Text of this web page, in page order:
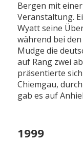
Bergen mit
Veranstaltung.
Wyatt seine
während bei
Mudge die
auf Rang zwei
präsentierte
Chiemgau,
gab es auf
1999